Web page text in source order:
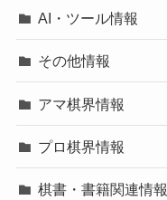
AI・ツール情報
その他情報
アマ棋界情報
プロ棋界情報
棋書・書籍関連情報